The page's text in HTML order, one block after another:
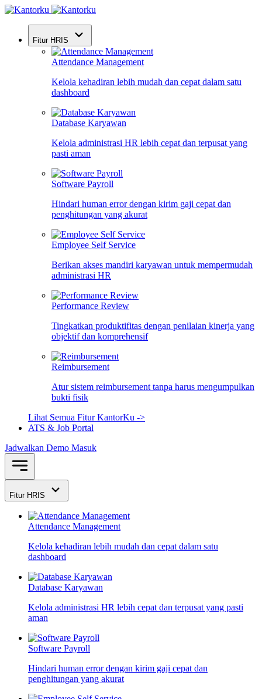
Fitur HRIS
Attendance Management
Kelola kehadiran lebih mudah dan cepat dalam satu
dashboard
Database Karyawan
Kelola administrasi HR lebih cepat dan terpusat yang
pasti aman
Software Payroll
Hindari human error dengan kirim gaji cepat dan
penghitungan yang akurat
Employee Self Service
Berikan akses mandiri karyawan untuk mempermudah
administrasi HR
Performance Review
Tingkatkan produktifitas dengan penilaian kinerja yang
objektif dan komprehensif
Reimbursement
Atur sistem reimbursement tanpa harus mengumpulkan
bukti fisik
Lihat Semua Fitur KantorKu ->
ATS & Job Portal
Jadwalkan Demo Masuk
Fitur HRIS
Attendance Management
Kelola kehadiran lebih mudah dan cepat dalam satu
dashboard
Database Karyawan
Kelola administrasi HR lebih cepat dan terpusat yang pasti
aman
Software Payroll
Hindari human error dengan kirim gaji cepat dan
penghitungan yang akurat